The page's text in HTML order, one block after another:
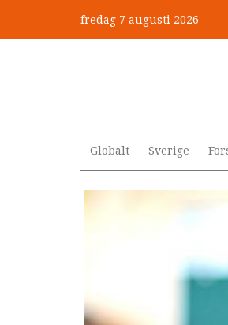
huvudinnehåll
fredag 7 augusti 2026
Globalt Sverige
”Jobbet gick